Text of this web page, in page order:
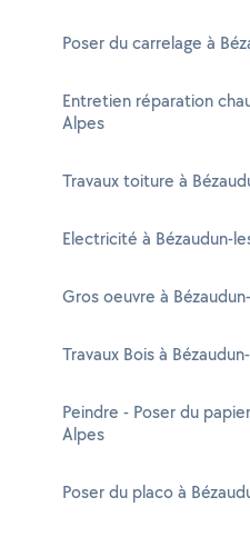
Poser du carrelage à
Entretien réparation
Alpes
Travaux toiture à
Electricité à Bézaudun-
Gros oeuvre à
Travaux Bois à
Peindre - Poser du
Alpes
Poser du placo à